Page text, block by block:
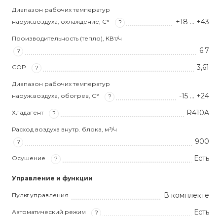
Диапазон рабочих температур
наруж.воздуха, охлаждение, С°
? +18 … +43
Производительность (тепло), КВт/ч
?
6.7
COP ? 3,61
Диапазон рабочих температур
наруж.воздуха, обогрев, С°
? -15 … +24
Хладагент ? R410A
Расход воздуха внутр. блока, м³/ч
?
900
Осушение ? Есть
Управление и функции
Пульт управления В комплекте
Автоматический режим ? Есть